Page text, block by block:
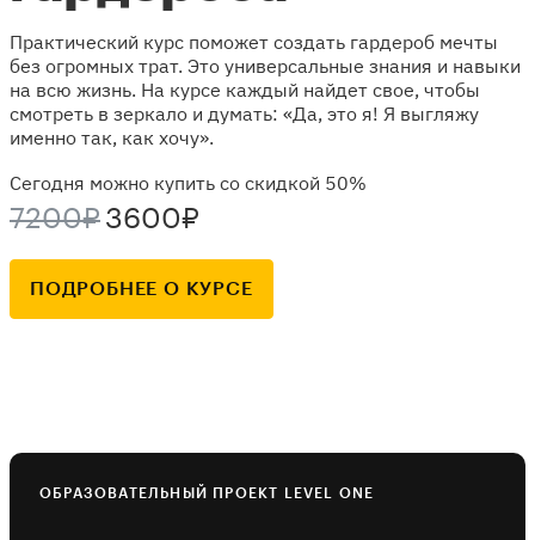
Практический курс поможет создать гардероб мечты
без огромных трат. Это универсальные знания и навыки
на всю жизнь. На курсе каждый найдет свое, чтобы
смотреть в зеркало и думать: «Да, это я! Я выгляжу
именно так, как хочу».
Сегодня можно купить со скидкой 50%
7200₽ 3600₽
ПОДРОБНЕЕ О КУРСЕ
ОБРАЗОВАТЕЛЬНЫЙ ПРОЕКТ LEVEL ONE